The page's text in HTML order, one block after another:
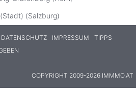
(Salzburg)
DATENSCHUTZ IMPRESSUM
TIPPS
COPYRIGHT 2009-2026 IMMMO.AT